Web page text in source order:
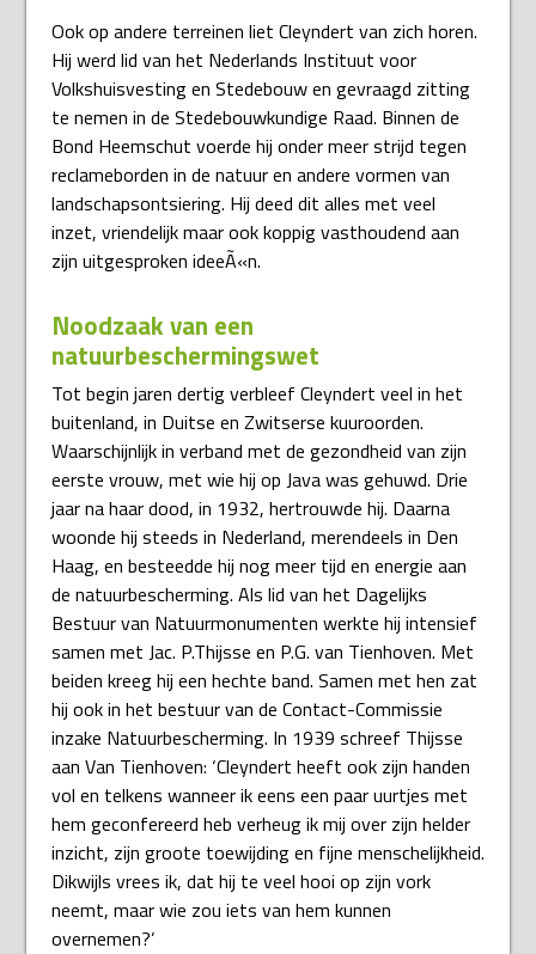
Ook op andere terreinen liet Cleyndert van zich horen.
Hij werd lid van het Nederlands Instituut voor
Volkshuisvesting en Stedebouw en gevraagd zitting
te nemen in de Stedebouwkundige Raad. Binnen de
Bond Heemschut voerde hij onder meer strijd tegen
reclameborden in de natuur en andere vormen van
landschapsontsiering. Hij deed dit alles met veel
inzet, vriendelijk maar ook koppig vasthoudend aan
zijn uitgesproken ideeÃ«n.
Noodzaak van een
natuurbeschermingswet
Tot begin jaren dertig verbleef Cleyndert veel in het
buitenland, in Duitse en Zwitserse kuuroorden.
Waarschijnlijk in verband met de gezondheid van zijn
eerste vrouw, met wie hij op Java was gehuwd. Drie
jaar na haar dood, in 1932, hertrouwde hij. Daarna
woonde hij steeds in Nederland, merendeels in Den
Haag, en besteedde hij nog meer tijd en energie aan
de natuurbescherming. Als lid van het Dagelijks
Bestuur van Natuurmonumenten werkte hij intensief
samen met Jac. P.Thijsse en P.G. van Tienhoven. Met
beiden kreeg hij een hechte band. Samen met hen zat
hij ook in het bestuur van de Contact-Commissie
inzake Natuurbescherming. In 1939 schreef Thijsse
aan Van Tienhoven: ‘Cleyndert heeft ook zijn handen
vol en telkens wanneer ik eens een paar uurtjes met
hem geconfereerd heb verheug ik mij over zijn helder
inzicht, zijn groote toewijding en fijne menschelijkheid.
Dikwijls vrees ik, dat hij te veel hooi op zijn vork
neemt, maar wie zou iets van hem kunnen
overnemen?’